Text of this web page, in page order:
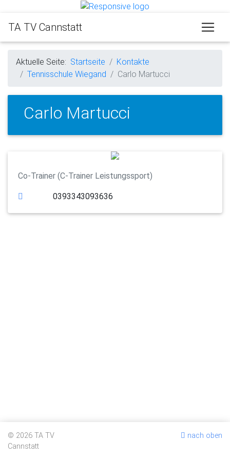
TA TV Cannstatt
Aktuelle Seite: Startseite
Kontakte
Tennisschule Wiegand
Carlo Martucci
Carlo Martucci
Co-Trainer (C-Trainer Leistungssport)
0393343093636
© 2026 TA TV
Cannstatt
nach oben